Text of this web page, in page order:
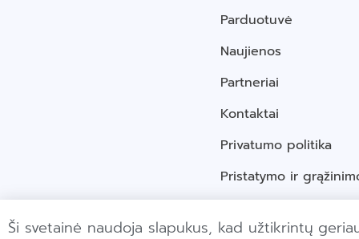
Parduotuvė
Naujienos
Partneriai
Kontaktai
Privatumo politika
Pristatymo ir
©
Ši svetainė naudoja slapukus, kad užtikrintų